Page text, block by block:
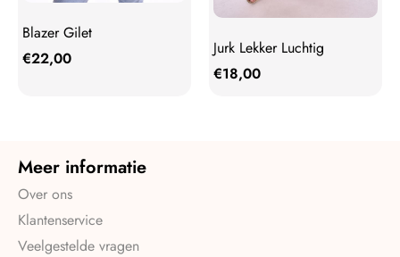
Blazer Gilet
€22,00
Jurk Lekker Luchtig
€18,00
Meer informatie
Over ons
Klantenservice
Veelgestelde vragen